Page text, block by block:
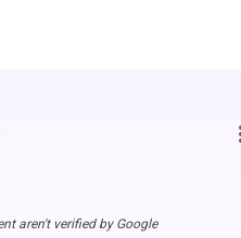
aren't verified by Google